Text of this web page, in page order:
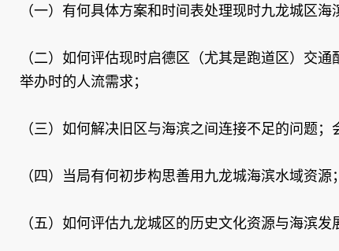
（一）有何具体方案和时间表处理现时九龙城区
（二）如何评估现时启德区（尤其是跑道区）交
举办时的人流需求；
（三）如何解决旧区与海滨之间连接不足的问题
（四）当局有何初步构思善用九龙城海滨水域资
（五）如何评估九龙城区的历史文化资源与海滨